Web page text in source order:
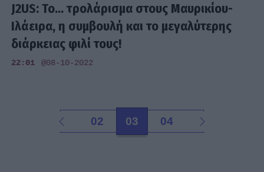
J2US: Το... τρολάρισμα στους Μαυρικίου-
Ιλάειρα, η συμβουλή και το μεγαλύτερης
διάρκειας φιλί τους!
22:01 @08-10-2022
02 03 04